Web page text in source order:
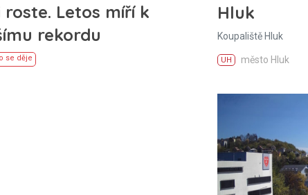
roste. Letos míří k
rekordu
se děje
Hluk
Koupaliště Hluk
UH město Hluk